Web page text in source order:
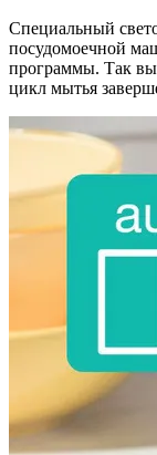
Специальный
посудомоечной
программы. Так вы
цикл мытья